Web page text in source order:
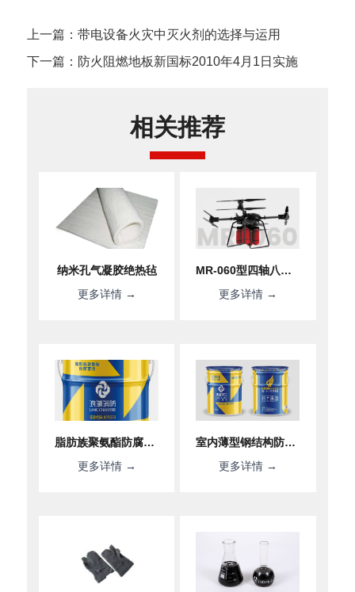
上一篇：带电设备火灾中灭火剂的选择与运用
下一篇：防火阻燃地板新国标2010年4月1日实施
相关推荐
纳米孔气凝胶绝热毡
更多详情 →
MR-060型四轴八旋翼无人机平台
更多详情 →
脂肪族聚氨酯防腐面漆
更多详情 →
室内薄型钢结构防火涂料
更多详情 →